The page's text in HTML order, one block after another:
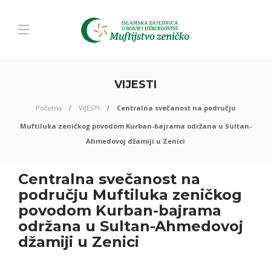
VIJESTI
Početna VIJESTI
Centralna svečanost na području
Muftiluka zeničkog povodom Kurban-bajrama održana u Sultan-
Ahmedovoj džamiji u Zenici
Centralna svečanost na
području Muftiluka zeničkog
povodom Kurban-bajrama
održana u Sultan-Ahmedovoj
džamiji u Zenici